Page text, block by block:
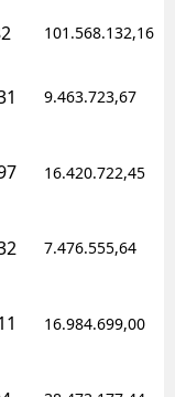
101.568.132,16
9.463.723,67
16.420.722,45
7.476.555,64
16.984.699,00